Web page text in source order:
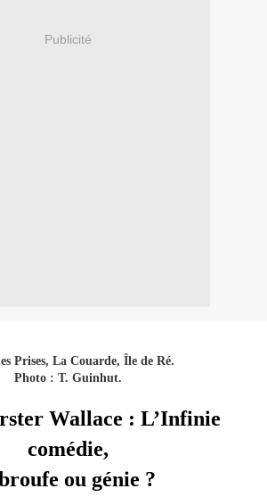
Publicité
Prises, La Couarde, Île de Ré.
Photo : T. Guinhut.
Wallace : L’Infinie
comédie,
ou génie ?